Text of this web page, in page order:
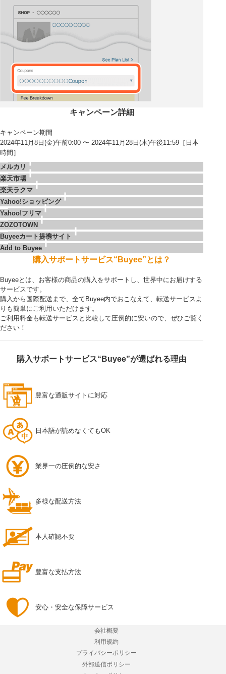
キャンペーン詳細
キャンペーン期間
2024年11月8日(金)午前0:00 〜 2024年11月28日(木)午後11:59［日本
時間］
メルカリ
楽天市場
楽天ラクマ
Yahoo!ショッピング
Yahoo!フリマ
ZOZOTOWN
Buyeeカート提携サイト
Add to Buyee
購入サポートサービス“Buyee”とは？
Buyeeとは、お客様の商品の購入をサポートし、世界中にお届けする
サービスです。
購入から国際配送まで、全てBuyee内でおこなえて、転送サービスよ
りも簡単にご利用いただけます。
ご利用料金も転送サービスと比較して圧倒的に安いので、ぜひご覧く
ださい！
購入サポートサービス“Buyee”が選ばれる理由
豊富な通販サイトに対応
日本語が読めなくてもOK
業界一の圧倒的な安さ
多様な配送方法
本人確認不要
豊富な支払方法
安心・安全な保障サービス
会社概要
利用規約
プライバシーポリシー
外部送信ポリシー